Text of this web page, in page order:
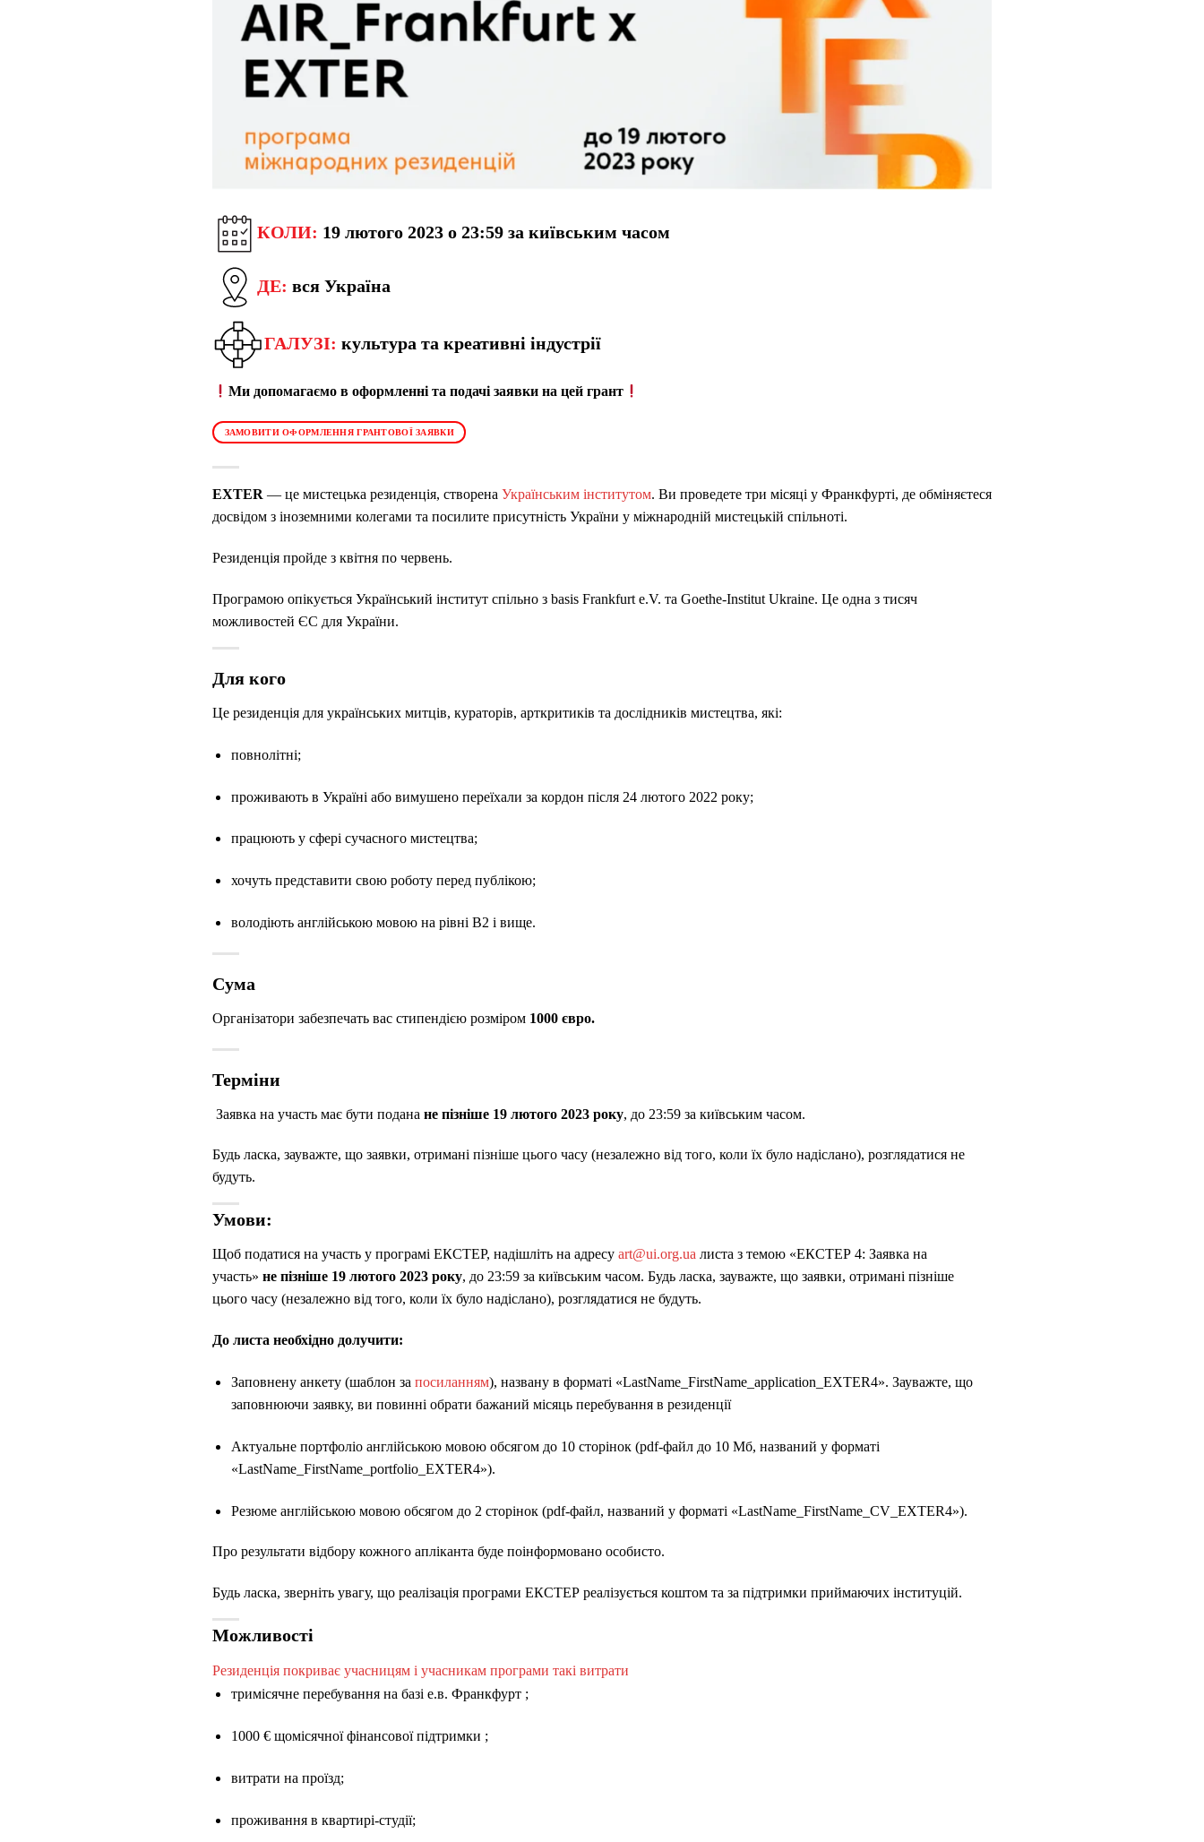
КОЛИ: 19 лютого 2023 о 23:59 за київським часом
ДЕ: вся Україна
ГАЛУЗІ: культура та креативні індустрії
Ми допомагаємо в оформленні та подачі заявки на цей грант
ЗАМОВИТИ ОФОРМЛЕННЯ ГРАНТОВОЇ ЗАЯВКИ
EXTER — це мистецька резиденція, створена Українським інститутом. Ви проведете три місяці у Франкфурті, де обміняєтеся
досвідом з іноземними колегами та посилите присутність України у міжнародній мистецькій спільноті.
Резиденція пройде з квітня по червень.
Програмою опікується Український інститут спільно з basis Frankfurt e.V. та Goethe-Institut Ukraine. Це одна з тисяч
можливостей ЄС для України.
Для кого
Це резиденція для українських митців, кураторів, арткритиків та дослідників мистецтва, які:
повнолітні;
проживають в Україні або вимушено переїхали за кордон після 24 лютого 2022 року;
працюють у сфері сучасного мистецтва;
хочуть представити свою роботу перед публікою;
володіють англійською мовою на рівні B2 і вище.
Сума
Організатори забезпечать вас стипендією розміром 1000 євро.
Терміни
Заявка на участь має бути подана не пізніше 19 лютого 2023 року, до 23:59 за київським часом.
Будь ласка, зауважте, що заявки, отримані пізніше цього часу (незалежно від того, коли їх було надіслано), розглядатися не
будуть.
Умови:
Щоб податися на участь у програмі ЕКСТЕР, надішліть на адресу art@ui.org.ua листа з темою «ЕКСТЕР 4: Заявка на
участь» не пізніше 19 лютого 2023 року, до 23:59 за київським часом. Будь ласка, зауважте, що заявки, отримані пізніше
цього часу (незалежно від того, коли їх було надіслано), розглядатися не будуть.
До листа необхідно долучити:
Заповнену анкету (шаблон за посиланням), названу в форматі «LastName_FirstName_application_EXTER4». Зауважте, що
заповнюючи заявку, ви повинні обрати бажаний місяць перебування в резиденції
Актуальне портфоліо англійською мовою обсягом до 10 сторінок (pdf-файл до 10 Мб, названий у форматі
«LastName_FirstName_portfolio_EXTER4»).
Резюме англійською мовою обсягом до 2 сторінок (pdf-файл, названий у форматі «LastName_FirstName_CV_EXTER4»).
Про результати відбору кожного апліканта буде поінформовано особисто.
Будь ласка, зверніть увагу, що реалізація програми ЕКСТЕР реалізується коштом та за підтримки приймаючих інституцій.
Можливості
Резиденція покриває учасницям і учасникам програми такі витрати
тримісячне перебування на базі е.в. Франкфурт;
1000 € щомісячної фінансової підтримки ;
витрати на проїзд;
проживання в квартирі-студії;